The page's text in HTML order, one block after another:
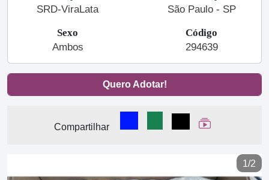
SRD-ViraLata
São Paulo - SP
Sexo
Ambos
Código
294639
Quero Adotar!
Compartilhar
Compartilhar no Facebook
Compartilhar no
Compartilhar
Ver Web Story
1/2